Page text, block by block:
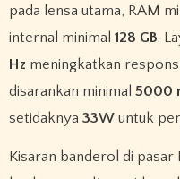
pada lensa utama, RAM
internal minimal 128 GB.
Hz meningkatkan
disarankan minimal 5000
setidaknya 33Wuntuk
Kisaran banderol di